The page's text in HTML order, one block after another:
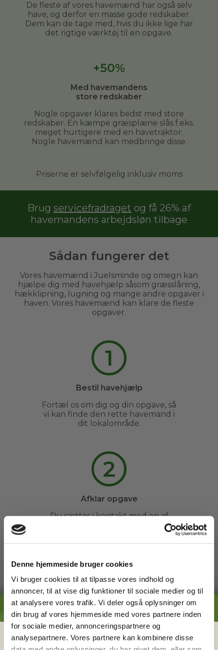
Denne hjemmeside bruger cookies
Vi bruger cookies til at tilpasse vores indhold og
annoncer, til at vise dig funktioner til sociale medier og til
at analysere vores trafik. Vi deler også oplysninger om
din brug af vores hjemmeside med vores partnere inden
for sociale medier, annonceringspartnere og
analysepartnere. Vores partnere kan kombinere disse
De fleste af vores havemænd har også selv
have, og derfor en masse gode redskaber.
Dem kan de tage med, hvis du ikke lige har
det rigtige værktøj til en opgave.
+50%
Med havemandens
store redskaber
Nogle opgaver klares bedst med store
redskaber. En kæmpe græsplæne slås f.eks.
meget hurtigere med en havetraktor.
Nogle havemænd kan medbringe disse.
Priserne er selvfølgelig inklusiv moms
Brug servicefradraget og få 26% af
havemandens arbejdsløn tilbage
Sådan fungerer det
Vores havemænd i Juelsminde og omegn kan
hjælpe dig med havehjælp såsom græsslåning,
hækklipning, lugning og mange andre opgaver i
haven. Vores havemænd kan klare de fleste
opgaver.
1
Bestil havehjælp
Fortæl os om dig og din opgave, så
vi kan finde den rette havemand i
dit lokalområde.
2
Afklar opgave
Du sættes i kontakt med en af
vores havemænd, og sammen
fastsætter et tidspunkt.
3
Arbejdet udføres
Du kan slappe af, mens din
havemand ordner din have. Du
GRATIS PRISESTIMAT
Hvad koster detegentligat få